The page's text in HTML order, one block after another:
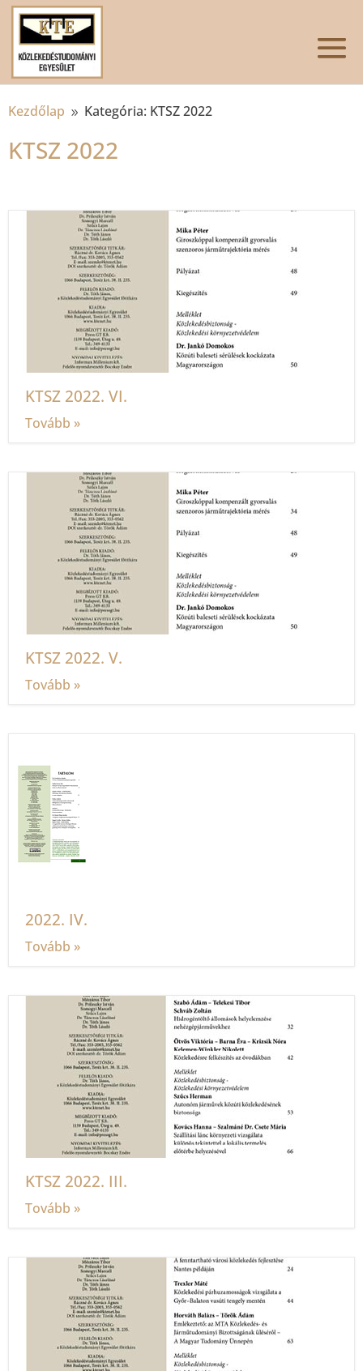
Kezdőlap 9 Kategória: KTSZ 2022
KTSZ 2022
KTSZ 2022. VI.
Tovább »
KTSZ 2022. V.
Tovább »
2022. IV.
Tovább »
KTSZ 2022. III.
Tovább »